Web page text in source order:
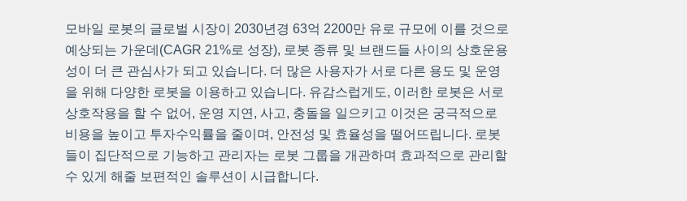
모바일 로봇의 글로벌 시장이 2030년경 63억 2200만 유로 규모에 이를 것으로
예상되는 가운데(CAGR 21%로 성장), 로봇 종류 및 브랜드들 사이의 상호운용
성이 더 큰 관심사가 되고 있습니다. 더 많은 사용자가 서로 다른 용도 및 운영
을 위해 다양한 로봇을 이용하고 있습니다. 유감스럽게도, 이러한 로봇은 서로
상호작용을 할 수 없어, 운영 지연, 사고, 충돌을 일으키고 이것은 궁극적으로
비용을 높이고 투자수익률을 줄이며, 안전성 및 효율성을 떨어뜨립니다. 로봇
들이 집단적으로 기능하고 관리자는 로봇 그룹을 개관하며 효과적으로 관리할
수 있게 해줄 보편적인 솔루션이 시급합니다.